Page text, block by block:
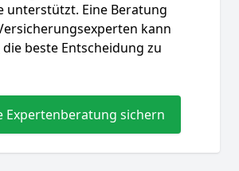
unterstützt. Eine Beratung
kann
beste Entscheidung zu
Expertenberatung sichern